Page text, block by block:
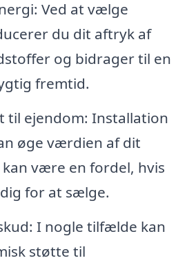
Ved at vælge
du dit aftryk af
og bidrager til en
fremtid.
ejendom: Installation
øge værdien af dit
være en fordel, hvis
for at sælge.
I nogle tilfælde kan
støtte til